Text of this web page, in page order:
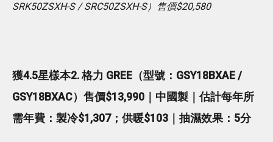
SRK50ZSXH-S / SRC50ZSXH-S）售價$20,580
獲4.5星樣本2. 格力 GREE（型號：GSY18BXAE /
GSY18BXAC）售價$13,990｜中國製｜估計每年所
需年費：製冷$1,307；供暖$103｜抽濕效果：5分